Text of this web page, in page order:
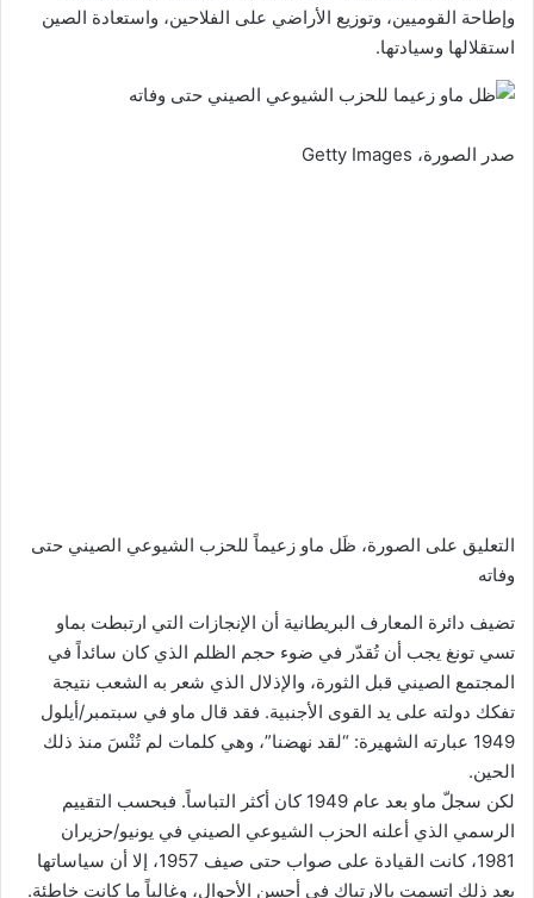
وإطاحة القوميين، وتوزيع الأراضي على الفلاحين، واستعادة الصين
استقلالها وسيادتها.
صدر الصورة، Getty Images
التعليق على الصورة، ظَل ماو زعيماً للحزب الشيوعي الصيني حتى
وفاته
تضيف دائرة المعارف البريطانية أن الإنجازات التي ارتبطت بماو
تسي تونغ يجب أن تُقدّر في ضوء حجم الظلم الذي كان سائداً في
المجتمع الصيني قبل الثورة، والإذلال الذي شعر به الشعب نتيجة
تفكك دولته على يد القوى الأجنبية. فقد قال ماو في سبتمبر/أيلول
1949 عبارته الشهيرة: “لقد نهضنا”، وهي كلمات لم تُنْسَ منذ ذلك
الحين.
لكن سجلّ ماو بعد عام 1949 كان أكثر التباساً. فبحسب التقييم
الرسمي الذي أعلنه الحزب الشيوعي الصيني في يونيو/حزيران
1981، كانت القيادة على صواب حتى صيف 1957، إلا أن سياساتها
بعد ذلك اتسمت بالارتباك في أحسن الأحوال، وغالباً ما كانت خاطئة.